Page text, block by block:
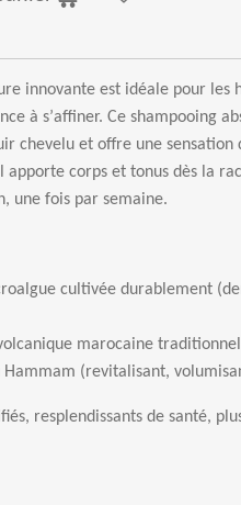
innovante est idéale pour les
à s’affiner. Ce shampooing
chevelu et offre une sensation
apporte corps et tonus dès la
une fois par semaine.
cultivée durablement
marocaine
(revitalisant,
és, resplendissants de santé,